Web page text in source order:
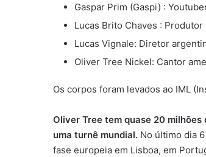
Gaspar Prim (Gaspi) :
Lucas Brito Chaves :
Lucas Vignale: Diretor
Oliver Tree Nickel: Cantor
Os corpos foram levados ao IML
Oliver Tree tem quase 20 milhões
uma turnê mundial. No último dia
fase europeia em Lisboa, em